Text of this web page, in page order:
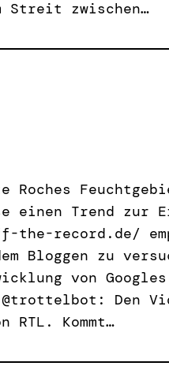
Streit zwischen…
Roches
einen Trend zur
the-record.de/
Bloggen zu
von
Den
Kommt…